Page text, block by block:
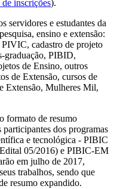
de inscrições).
servidores e estudantes da
ensino e extensão:
cadastro de projeto
graduação, PIBID,
de Ensino, outros
de Extensão, cursos de
Extensão, Mulheres Mil,
formato de resumo
dos programas
e tecnológica - PIBIC
05/2016) e PIBIC-EM
em julho de 2017,
trabalhos, sendo que
resumo expandido.